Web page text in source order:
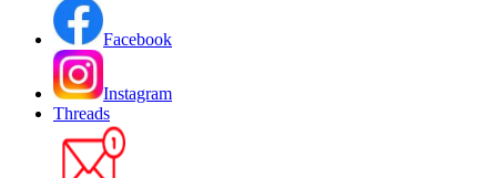
Facebook
Instagram
Threads